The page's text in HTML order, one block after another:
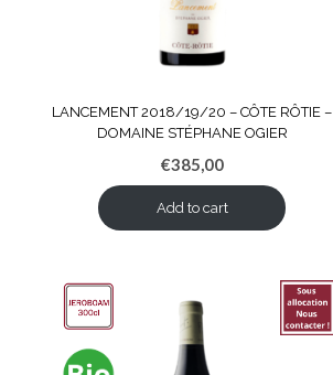
LANCEMENT 2018/19/20 – CÔTE RÔTIE –
DOMAINE STÉPHANE OGIER
€385,00
Add to cart